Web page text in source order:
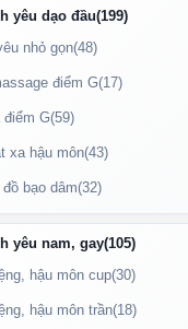
biệt:
cảm.
mùi:
Đem lại trải
trình sử dụng.
gian tiếp xúc:
cảm giác thoải mái.
cao su và dụng cụ hỗ trợ:
hoặc silicone.
yêu dạo đầu(199)
nhỏ gọn(48)
điểm G(17)
G(59)
xa hậu môn(43)
bạo dâm(32)
yêu nam, gay(105)
hậu môn cup(30)
hậu môn trần(18)